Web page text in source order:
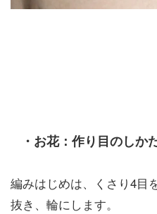
・お花：作り目のしか
編みはじめは、くさり4目
抜き、輪にします。